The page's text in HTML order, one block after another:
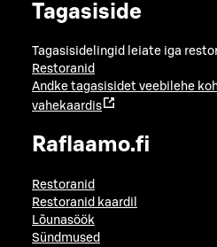
Tagasiside
Tagasisidelingid leiate iga
Restoranid
Andke tagasisidet veebilehe
vahekaardis
Raflaamo.fi
Restoranid
Restoranid kaardil
Lõunasöök
Sündmused